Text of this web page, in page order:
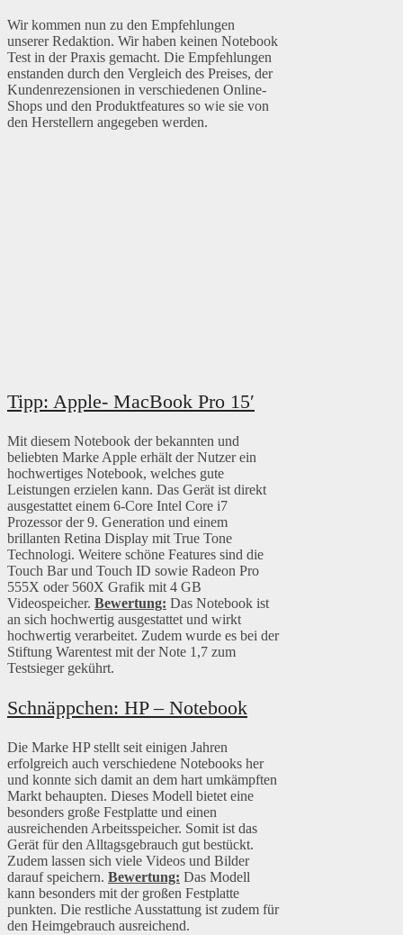
Wir kommen nun zu den Empfehlungen
unserer Redaktion. Wir haben keinen Notebook
Test in der Praxis gemacht. Die Empfehlungen
enstanden durch den Vergleich des Preises, der
Kundenrezensionen in verschiedenen Online-
Shops und den Produktfeatures so wie sie von
den Herstellern angegeben werden.
Tipp: Apple- MacBook Pro 15′
Mit diesem Notebook der bekannten und
beliebten Marke Apple erhält der Nutzer ein
hochwertiges Notebook, welches gute
Leistungen erzielen kann. Das Gerät ist direkt
ausgestattet einem 6‑Core Intel Core i7
Prozessor der 9. Generation und einem
brillanten Retina Display mit True Tone
Technologi. Weitere schöne Features sind die
Touch Bar und Touch ID sowie Radeon Pro
555X oder 560X Grafik mit 4 GB
Videospeicher. Bewertung: Das Notebook ist
an sich hochwertig ausgestattet und wirkt
hochwertig verarbeitet. Zudem wurde es bei der
Stiftung Warentest mit der Note 1,7 zum
Testsieger gekührt.
Schnäppchen: HP – Notebook
Die Marke HP stellt seit einigen Jahren
erfolgreich auch verschiedene Notebooks her
und konnte sich damit an dem hart umkämpften
Markt behaupten. Dieses Modell bietet eine
besonders große Festplatte und einen
ausreichenden Arbeitsspeicher. Somit ist das
Gerät für den Alltagsgebrauch gut bestückt.
Zudem lassen sich viele Videos und Bilder
darauf speichern. Bewertung: Das Modell
kann besonders mit der großen Festplatte
punkten. Die restliche Ausstattung ist zudem für
den Heimgebrauch ausreichend.